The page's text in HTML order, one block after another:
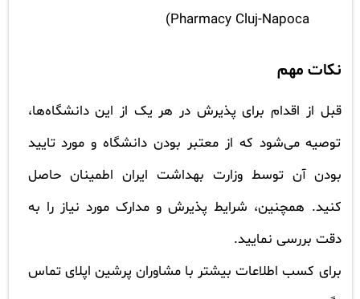
Pharmacy Cluj-Napoca)
نکات مهم
قبل از اقدام برای پذیرش در هر یک از این دانشگاه‌ها،
توصیه می‌شود که از معتبر بودن دانشگاه و مورد تایید
بودن آن توسط وزارت بهداشت ایران اطمینان حاصل
کنید. همچنین، شرایط پذیرش و مدارک مورد نیاز را به
دقت بررسی نمایید.
برای کسب اطلاعات بیشتر با مشاوران پرشین اپلای تماس